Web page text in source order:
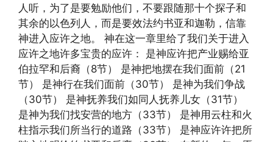
人听，为了是要勉励他们，不要跟随那十个探子和
其余的以色列人，而是要效法约书亚和迦勒，信靠
神进入应许之地。 神在这一章里给了我们关于进入
应许之地许多宝贵的应许： 是神应许把产业赐给亚
伯拉罕和后裔（8节） 是神把地摆在我们面前（21
节） 是神行在我们面前（30节） 是神为我们争战
（30节） 是神抚养我们如同人抚养儿女（31节）
是神为我们找安营的地方（33节） 是神用云柱和火
柱指示我们所当行的道路（33节） 是神应许许把所